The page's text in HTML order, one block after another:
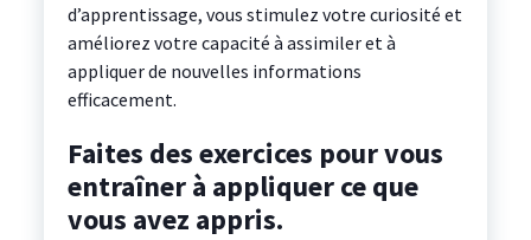
d’apprentissage, vous stimulez votre curiosité et
améliorez votre capacité à assimiler et à
appliquer de nouvelles informations
efficacement.
Faites des exercices pour vous
entraîner à appliquer ce que
vous avez appris.